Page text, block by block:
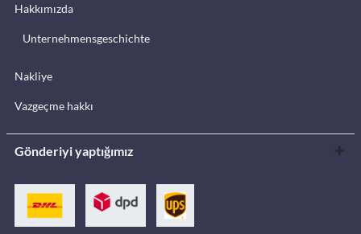
Hakkımızda
Unternehmensgeschichte
Nakliye
Vazgeçme hakkı
Gönderiyi yaptığımız